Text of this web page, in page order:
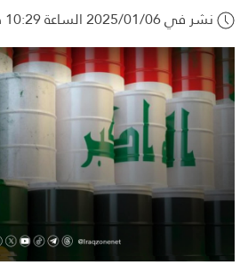
نشر في 2025/01/06 الساعة 10:29 ص